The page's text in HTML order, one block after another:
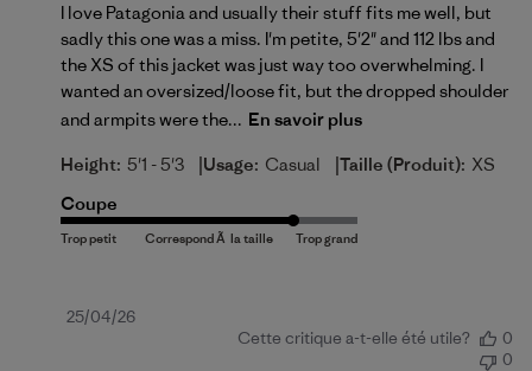
I love Patagonia and usually their stuff fits me well, but
sadly this one was a miss. I'm petite, 5'2" and 112 lbs and
the XS of this jacket was just way too overwhelming. I
wanted an oversized/loose fit, but the dropped shoulder
and armpits were the... En savoir plus
Height: 5'1 - 5'3 |Usage: Casual |Taille (produit): XS
Coupe
Date
25/04/26
Cette critique a-t-elle été utile?
0
0